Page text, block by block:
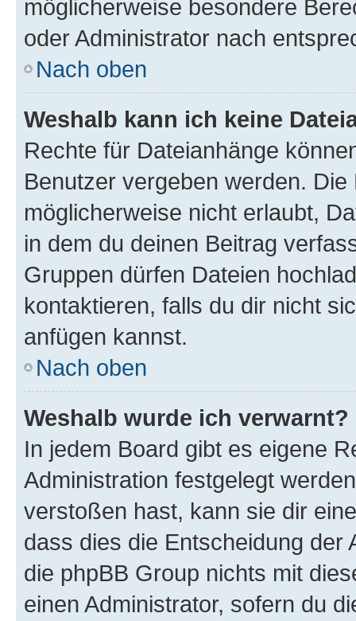
möglicherweise besondere
oder Administrator nach
Nach oben
Weshalb kann ich keine
Rechte für Dateianhänge
Benutzer vergeben werden.
möglicherweise nicht erlaubt,
in dem du deinen Beitrag
Gruppen dürfen Dateien
kontaktieren, falls du dir nicht
anfügen kannst.
Nach oben
Weshalb wurde ich verwarnt?
In jedem Board gibt es eigene
Administration festgelegt
verstoßen hast, kann sie dir
dass dies die Entscheidung der
die phpBB Group nichts mit
einen Administrator, sofern du